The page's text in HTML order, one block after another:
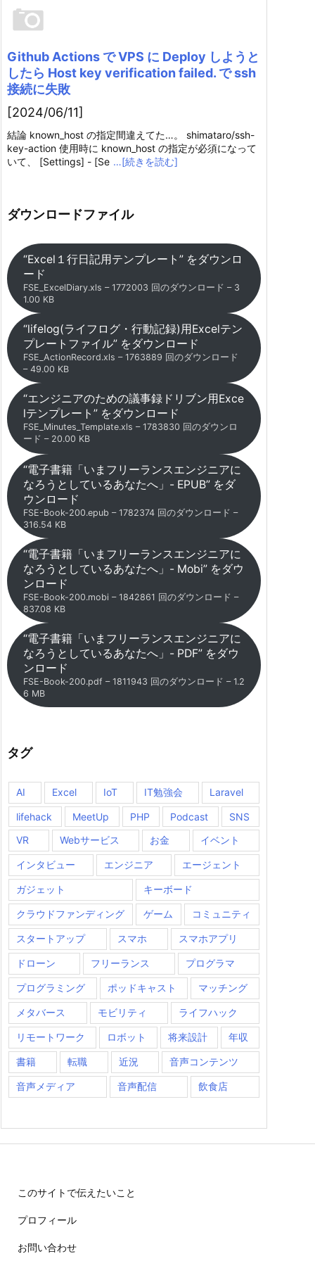
Github Actions で VPS に Deploy しようと
したら Host key verification failed. で ssh
接続に失敗
[2024/06/11]
結論 known_host の指定間違えてた…。 shimataro/ssh-
key-action 使用時に known_host の指定が必須になって
いて、 [Settings] - [Se …[続きを読む]
ダウンロードファイル
“Excel１行日記用テンプレート” をダウンロ
ード
FSE_ExcelDiary.xls – 1772003 回のダウンロード – 3
1.00 KB
“lifelog(ライフログ・行動記録)用Excelテン
プレートファイル” をダウンロード
FSE_ActionRecord.xls – 1763889 回のダウンロード
– 49.00 KB
“エンジニアのための議事録ドリブン用Exce
lテンプレート” をダウンロード
FSE_Minutes_Template.xls – 1783830 回のダウンロ
ード – 20.00 KB
“電子書籍「いまフリーランスエンジニアに
なろうとしているあなたへ」- EPUB” をダ
ウンロード
FSE-Book-200.epub – 1782374 回のダウンロード –
316.54 KB
“電子書籍「いまフリーランスエンジニアに
なろうとしているあなたへ」- Mobi” をダウ
ンロード
FSE-Book-200.mobi – 1842861 回のダウンロード –
837.08 KB
“電子書籍「いまフリーランスエンジニアに
なろうとしているあなたへ」- PDF” をダウ
ンロード
FSE-Book-200.pdf – 1811943 回のダウンロード – 1.2
6 MB
タグ
AI Excel IoT IT勉強会 Laravel
lifehack MeetUp PHP Podcast
SNS
VR
Webサービス お金 イベント
インタビュー エンジニア エージェント
ガジェット キーボード
クラウドファンディング ゲーム コミュニティ
スタートアップ スマホ スマホアプリ
ドローン フリーランス プログラマ
プログラミング ポッドキャスト マッチング
メタバース モビリティ ライフハック
リモートワーク ロボット 将来設計 年収
書籍 転職 近況 音声コンテンツ
音声メディア 音声配信 飲食店
このサイトで伝えたいこと
プロフィール
お問い合わせ